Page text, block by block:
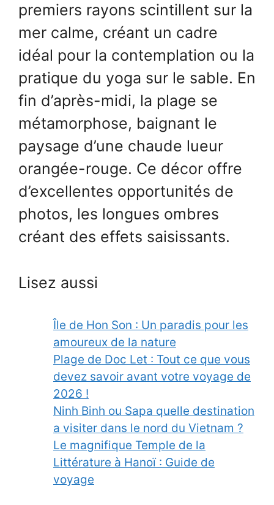
premiers rayons scintillent sur la
mer calme, créant un cadre
idéal pour la contemplation ou la
pratique du yoga sur le sable. En
fin d’après-midi, la plage se
métamorphose, baignant le
paysage d’une chaude lueur
orangée-rouge. Ce décor offre
d’excellentes opportunités de
photos, les longues ombres
créant des effets saisissants.
Lisez aussi
Île de Hon Son : Un paradis pour les
amoureux de la nature
Plage de Doc Let : Tout ce que vous
devez savoir avant votre voyage de
2026 !
Ninh Binh ou Sapa quelle destination
a visiter dans le nord du Vietnam ?
Le magnifique Temple de la
Littérature à Hanoï : Guide de
voyage